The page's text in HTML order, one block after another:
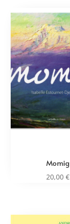
Momig
20,00€